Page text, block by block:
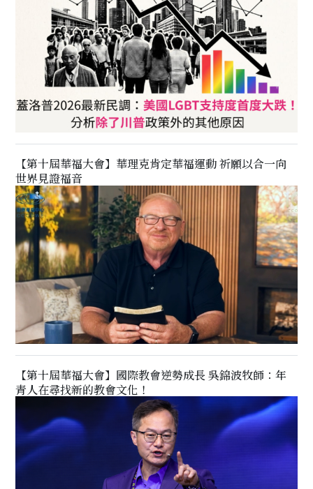
【第十屆華福大會】華理克肯定華福運動 祈願以合一向
世界見證福音
【第十屆華福大會】國際教會逆勢成長 吳錦波牧師：年
青人在尋找新的教會文化！